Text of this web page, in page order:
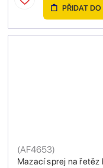
PŘIDAT
Mazací sprej na
(AF4653)